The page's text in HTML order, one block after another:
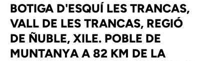
BOTIGA D'ESQUÍ LES TRANCAS,
VALL DE LES TRANCAS, REGIÓ
DE ÑUBLE, XILE. POBLE DE
MUNTANYA A 82 KM DE LA